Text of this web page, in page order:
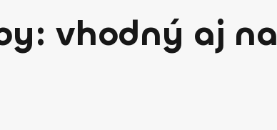
vhodný aj na